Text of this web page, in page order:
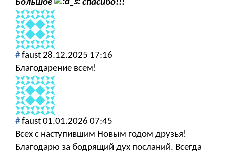
Большое
спасибо!!!
# faust 28.12.2025 17:16
Благодарение всем!
# faust 01.01.2026 07:45
Всех с наступившим Новым годом друзья!
Благодарю за бодрящий дух посланий. Всегда